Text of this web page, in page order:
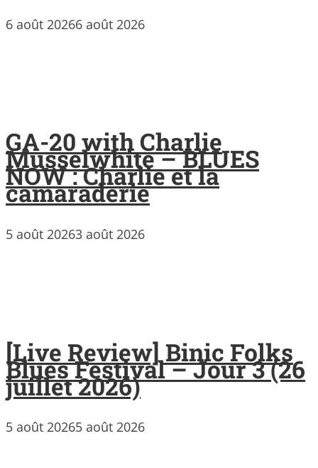
6 août 20266 août 2026
GA-20 with Charlie
Musselwhite – BLUES
NOW : Charlie et la
camaraderie
5 août 20263 août 2026
[Live Review] Binic Folks
Blues Festival – Jour 3 (26
juillet 2026)
5 août 20265 août 2026